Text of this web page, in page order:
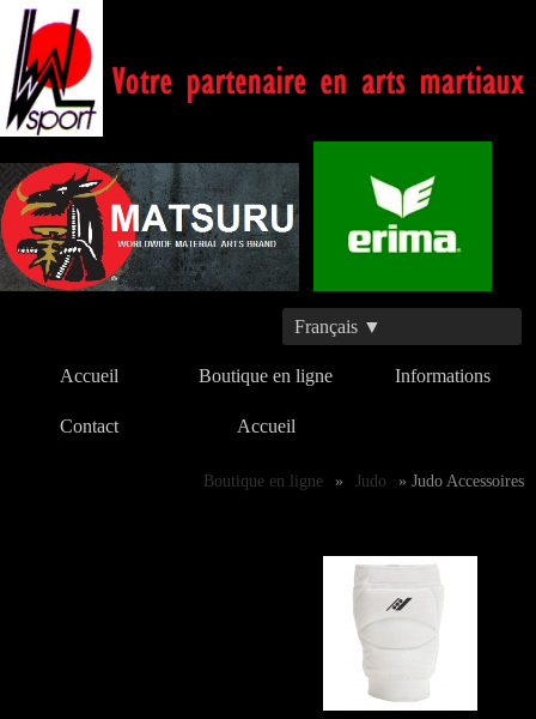
Français ▼
Accueil Boutique en ligne Informations
Contact Accueil
Boutique en ligne » Judo » Judo Accessoires